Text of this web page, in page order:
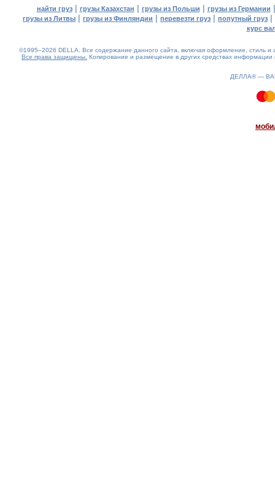
найти груз| грузы Казахстан | грузы из Польши | грузы из Германии
грузы из Литвы | грузы из Финляндии | перевезти груз | попутный груз |
курс
©1995–2026 DELLA. Все содержание данного сайта, включая оформление, стиль и
Все права защищены. Копирование и размещение в других средствах
ДЕЛЛА® —